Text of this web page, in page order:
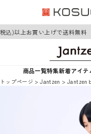
)以上お買い上げで送料無料
商品一覧特集新着アイテ
トップページ Jantzen Jantzen